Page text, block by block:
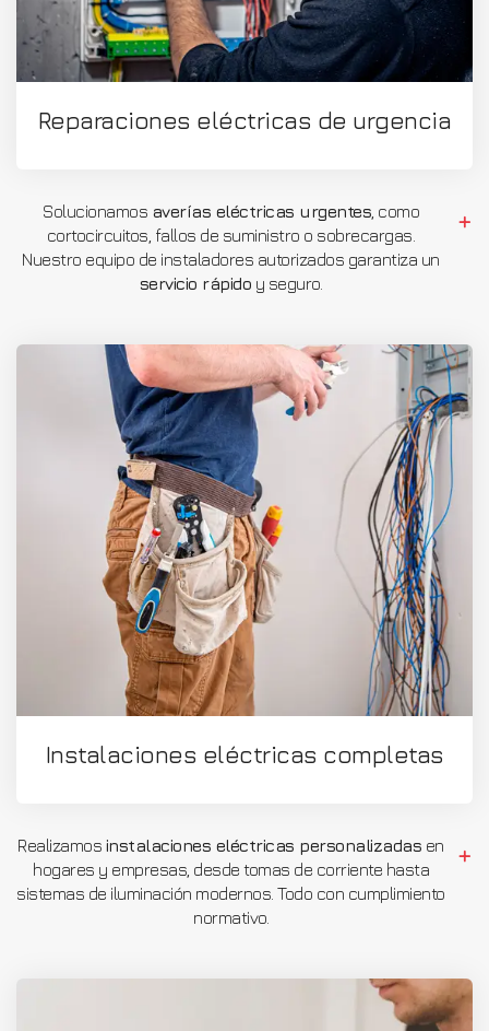
Reparaciones eléctricas de urgencia
Solucionamos averías eléctricas urgentes , como
cortocircuitos, fallos de suministro o sobrecargas.
Nuestro equipo de instaladores autorizados garantiza un
servicio rápido y seguro.
Instalaciones eléctricas completas
Realizamos instalaciones eléctricas personalizadas en
hogares y empresas, desde tomas de corriente hasta
sistemas de iluminación modernos. Todo con cumplimiento
normativo.